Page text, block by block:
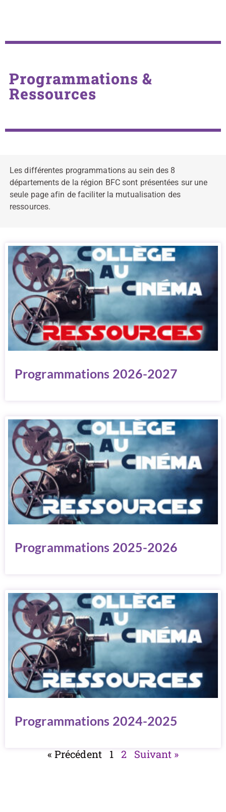
Programmations &
Ressources
Les différentes programmations au sein des 8
départements de la région BFC sont présentées sur une
seule page afin de faciliter la mutualisation des
ressources.
Programmations 2026-2027
Programmations 2025-2026
Programmations 2024-2025
« Précédent 1 2 Suivant »